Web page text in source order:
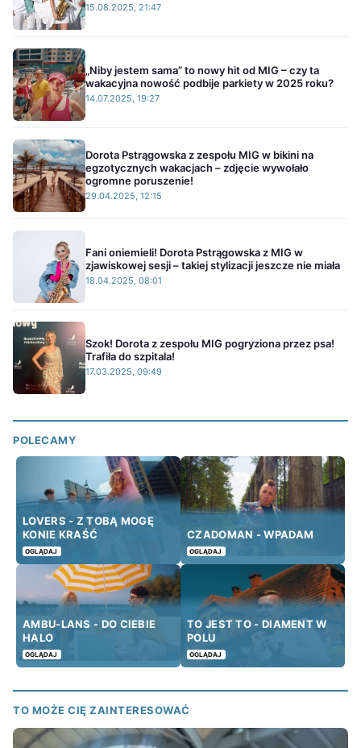
15.08.2025, 21:47
„Niby jestem sama” to nowy hit od MIG – czy ta
wakacyjna nowość podbije parkiety w 2025 roku?
14.07.2025, 19:27
Dorota Pstrągowska z zespołu MIG w bikini na
egzotycznych wakacjach – zdjęcie wywołało
ogromne poruszenie!
29.04.2025, 12:15
Fani oniemieli! Dorota Pstrągowska z MIG w
zjawiskowej sesji – takiej stylizacji jeszcze nie miała
18.04.2025, 08:01
Szok! Dorota z zespołu MIG pogryziona przez psa!
Trafiła do szpitala!
17.03.2025, 09:49
POLECAMY
LOVERS - Z TOBĄ MOGĘ
KONIE KRAŚĆ
OGLĄDAJ
CZADOMAN - WPADAM
OGLĄDAJ
AMBU-LANS - DO CIEBIE
HALO
OGLĄDAJ
TO JEST TO - DIAMENT W
POLU
OGLĄDAJ
TO MOŻE CIĘ ZAINTERESOWAĆ